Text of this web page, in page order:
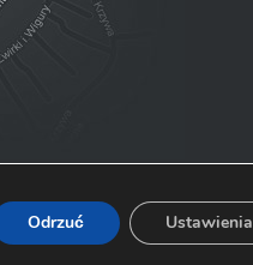
Odrzuć Ustawienia